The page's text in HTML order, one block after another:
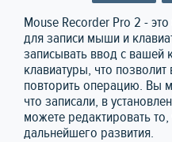
Mouse Recorder Pro 2 -
для записи мыши и
записывать ввод с
клавиатуры, что
повторить операцию. Вы
что записали, в
можете редактировать
дальнейшего развития.